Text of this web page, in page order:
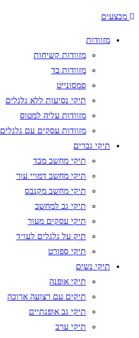
מבצעים
מזוודות
מזוודות קשיחות
מזוודות בד
סמסונייט
תיקי נסיעות ללא גלגלים
מזוודות עליה למטוס
מזוודות עסקים עם גלגלים
תיקי גברים
תיקי מחשב מבד
תיקי מחשב דמויי עור
תיקי מחשב מקנבס
תיקי גב למחשב
תיקי עסקים מעור
תיק על גלגלים לעו״ד
תיקי ספורט
תיקי נשים
תיקי אופנה
תיקים עם רצועה ארוכה
תיקי גב אופנתיים
תיקי ערב